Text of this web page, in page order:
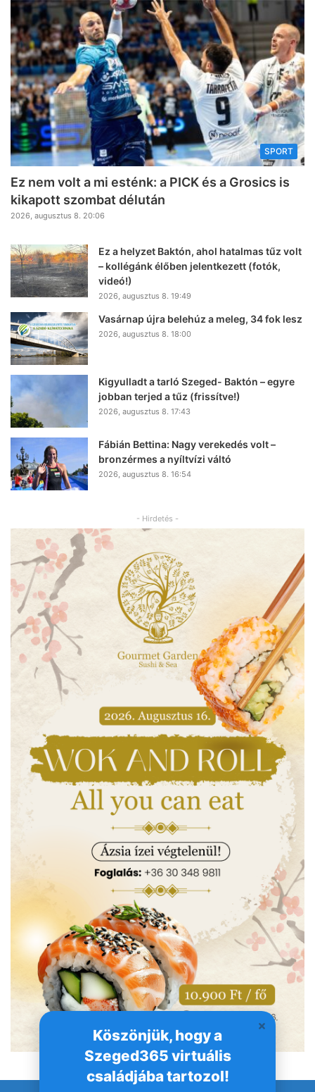
Köszönjük, hogy a
Szeged365 virtuális
családjába tartozol!
SPORT
Ez nem volt a mi esténk: a PICK és a Grosics is
kikapott szombat délután
2026, augusztus 8. 20:06
Ez a helyzet Baktón, ahol hatalmas tűz volt
– kollégánk élőben jelentkezett (fotók,
videó!)
2026, augusztus 8. 19:49
Vasárnap újra belehúz a meleg, 34 fok lesz
2026, augusztus 8. 18:00
Kigyulladt a tarló Szeged- Baktón – egyre
jobban terjed a tűz (frissítve!)
2026, augusztus 8. 17:43
Fábián Bettina: Nagy verekedés volt –
bronzérmes a nyíltvízi váltó
2026, augusztus 8. 16:54
- Hirdetés -